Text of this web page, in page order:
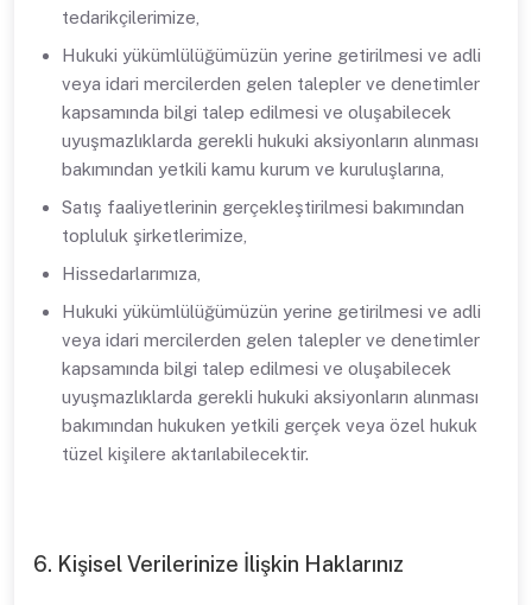
tedarikçilerimize,
Hukuki yükümlülüğümüzün yerine getirilmesi ve adli
veya idari mercilerden gelen talepler ve denetimler
kapsamında bilgi talep edilmesi ve oluşabilecek
uyuşmazlıklarda gerekli hukuki aksiyonların alınması
bakımından yetkili kamu kurum ve kuruluşlarına,
Satış faaliyetlerinin gerçekleştirilmesi bakımından
topluluk şirketlerimize,
Hissedarlarımıza,
Hukuki yükümlülüğümüzün yerine getirilmesi ve adli
veya idari mercilerden gelen talepler ve denetimler
kapsamında bilgi talep edilmesi ve oluşabilecek
uyuşmazlıklarda gerekli hukuki aksiyonların alınması
bakımından hukuken yetkili gerçek veya özel hukuk
tüzel kişilere aktarılabilecektir.
6. Kişisel Verilerinize İlişkin Haklarınız